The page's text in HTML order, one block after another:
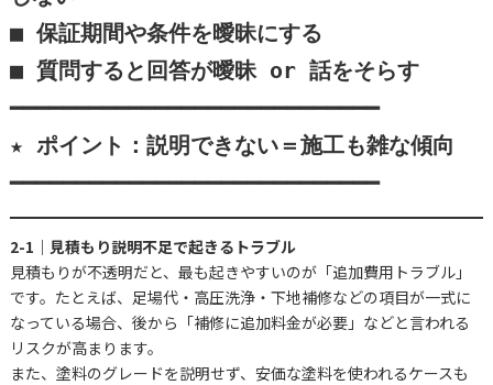
■ 保証期間や条件を曖昧にする
■ 質問すると回答が曖昧 or 話をそらす
━━━━━━━━━━━━━━━━━━━━━━━━━━━━
★ ポイント：説明できない＝施工も雑な傾向
━━━━━━━━━━━━━━━━━━━━━━━━━━━━
2-1｜見積もり説明不足で起きるトラブル
見積もりが不透明だと、最も起きやすいのが「追加費用トラブル」
です。たとえば、足場代・高圧洗浄・下地補修などの項目が一式に
なっている場合、後から「補修に追加料金が必要」などと言われる
リスクが高まります。
また、塗料のグレードを説明せず、安価な塗料を使われるケースも